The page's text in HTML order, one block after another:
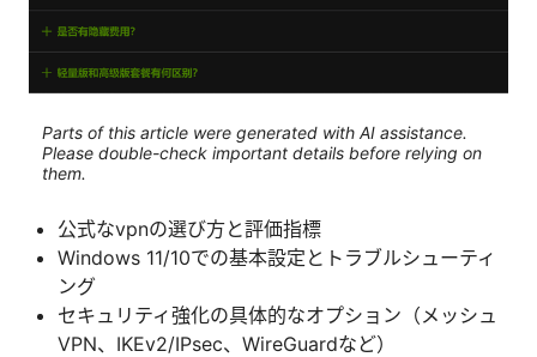
Parts of this article were generated with AI assistance.
Please double-check important details before relying on
them.
公式なvpnの選び方と評価指標
Windows 11/10での基本設定とトラブルシューティ
ング
セキュリティ強化の具体的なオプション（メッシュ
VPN、IKEv2/IPsec、WireGuardなど）